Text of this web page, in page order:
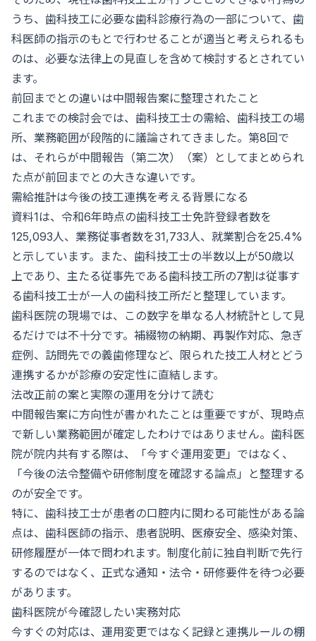
うち、歯科技工に必要な歯科診療行為の一部について、歯
科医師の指示のもとで行わせることが適当と考えられるも
のは、必要な法律上の見直しを含めて検討するとされてい
ます。
前回までとの違いは中間報告案に整理されたこと
これまでの検討会では、歯科技工士の需給、歯科技工の場
所、業務範囲が段階的に議論されてきました。第8回で
は、それらが中間報告（第二次）（案）としてまとめられ
た点が前回までとの大きな違いです。
需給推計は今後の技工連携を考える背景になる
資料1は、令和6年時点の歯科技工士免許登録者数を
125,093人、業務従事者数を31,733人、就業割合を25.4%
と示しています。また、歯科技工士の半数以上が50歳以
上であり、主たる従事先である歯科技工所の7割は従事す
る歯科技工士が一人の歯科技工所だと整理しています。
歯科医院の現場では、この数字を単なる人材統計として見
るだけでは不十分です。補綴物の納期、再製作対応、急ぎ
症例、訪問先での義歯修理など、限られた技工人材とどう
連携するかが診療の安定性に直結します。
法改正前の案と実際の運用を分けて読む
中間報告案に方向性が書かれたことは重要ですが、現時点
で新しい業務範囲が確定したわけではありません。歯科医
院が院内共有する際は、「今すぐ運用変更」ではなく、
「今後の法令整備や研修制度を確認する論点」と整理する
のが安全です。
特に、歯科技工士が患者の口腔内に関わる可能性がある論
点は、歯科医師の指示、患者説明、医療安全、感染対策、
研修履歴が一体で問われます。制度化前に独自判断で先行
するのではなく、正式な通知・法令・研修要件を待つ必要
があります。
歯科医院が今確認したい実務対応
今すぐの対応は、運用変更ではなく記録と連携ルールの棚